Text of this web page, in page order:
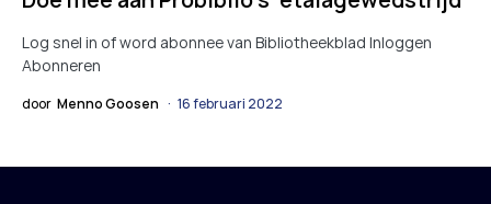
Log snel in of word abonnee van Bibliotheekblad Inloggen
Abonneren
door Menno Goosen 16 februari 2022